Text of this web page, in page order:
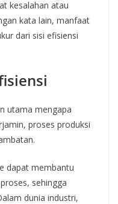
kesalahan atau
kata lain, manfaat
dari sisi efisiensi
utama mengapa
proses produksi
dapat membantu
sehingga
dunia industri,